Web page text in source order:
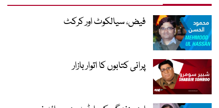
فیض، سیالکوٹ اور کرکٹ
پرانی کتابوں کا اتوار بازار